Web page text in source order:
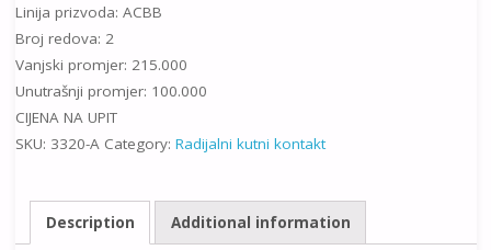
Linija prizvoda: ACBB
Broj redova: 2
Vanjski promjer: 215.000
Unutrašnji promjer: 100.000
CIJENA NA UPIT
SKU: 3320-A Category: Radijalni kutni kontakt
Description Additional information